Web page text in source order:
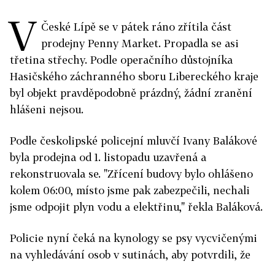
V České Lípě se v pátek ráno zřítila část
prodejny Penny Market. Propadla se asi
třetina střechy. Podle operačního důstojníka
Hasičského záchranného sboru Libereckého kraje
byl objekt pravděpodobně prázdný, žádní zranění
hlášeni nejsou.
Podle českolipské policejní mluvčí Ivany Balákové
byla prodejna od 1. listopadu uzavřená a
rekonstruovala se. "Zřícení budovy bylo ohlášeno
kolem 06:00, místo jsme pak zabezpečili, nechali
jsme odpojit plyn vodu a elektřinu," řekla Baláková.
Policie nyní čeká na kynology se psy vycvičenými
na vyhledávání osob v sutinách, aby potvrdili, že